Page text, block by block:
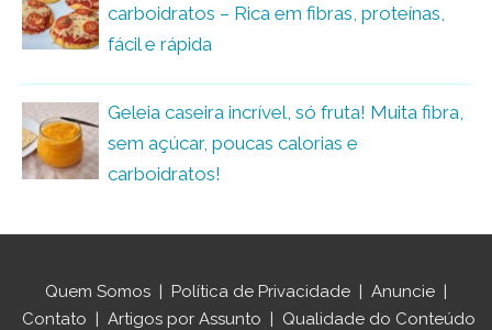
carboidratos – Rica em fibras, proteínas,
fácil e rápida
Geleia caseira incrível, só fruta! Muita fibra,
sem açúcar, poucas calorias e
carboidratos!
Quem Somos | Política de Privacidade | Anuncie |
Contato | Artigos por Assunto | Qualidade do Conteúdo